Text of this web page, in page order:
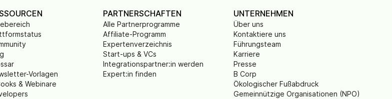
Vorlagen
& Webinare
PARTNERSCHAFTEN
Alle Partnerprogramme
Affiliate-Programm
Expertenverzeichnis
Start-ups & VCs
Integrationspartner:in werden
Expert:in finden
UNTERNEHMEN
Über uns
Kontaktiere uns
Führungsteam
Karriere
Presse
B Corp
Ökologischer Fußabdruck
Gemeinnützige Organisationen (NPO)